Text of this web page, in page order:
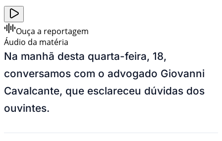
Ouça a reportagem
Áudio da matéria
Na manhã desta quarta-feira, 18,
conversamos com o advogado Giovanni
Cavalcante, que esclareceu dúvidas dos
ouvintes.